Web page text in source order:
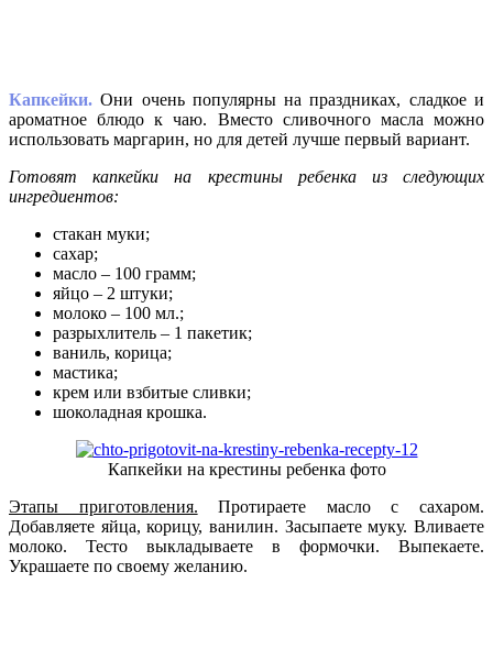
Капкейки. Они очень популярны на праздниках, сладкое и
ароматное блюдо к чаю. Вместо сливочного масла можно
использовать маргарин, но для детей лучше первый вариант.
Готовят капкейки на крестины ребенка из следующих
ингредиентов:
стакан муки;
сахар;
масло – 100 грамм;
яйцо – 2 штуки;
молоко – 100 мл.;
разрыхлитель – 1 пакетик;
ваниль, корица;
мастика;
крем или взбитые сливки;
шоколадная крошка.
Капкейки на крестины ребенка фото
Этапы приготовления. Протираете масло с сахаром.
Добавляете яйца, корицу, ванилин. Засыпаете муку. Вливаете
молоко. Тесто выкладываете в формочки. Выпекаете.
Украшаете по своему желанию.